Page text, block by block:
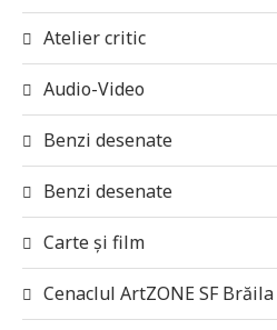
Atelier critic
Audio-Video
Benzi desenate
Benzi desenate
Carte și film
Cenaclul ArtZONE SF Brăila